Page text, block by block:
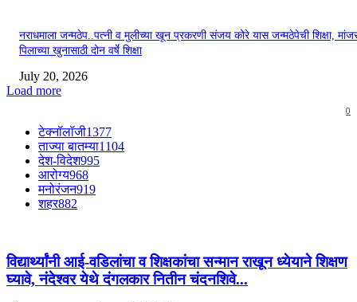
नराधमाला जन्मठेप..पत्नी व मुलीच्या खून प्रकरणी संजय कोरे यास जन्मठेपेची शिक्षा,
पिलाच्या खुनासाठी दोन वर्षे शिक्षा
July 20, 2026
Load more
0
टेक्नॉलॉजी1377
ताज्या बातम्या1104
देश-विदेश995
आरोग्य968
मनोरंजन919
शहर882
विद्यार्थ्यांनी आई-वडिलांचा व शिक्षकांचा सन्मान राखून ध्येयाने शिक्षण
घ्यावे, नंदेश्वर येथे दंगलकार नितीन चंदनशिवे...